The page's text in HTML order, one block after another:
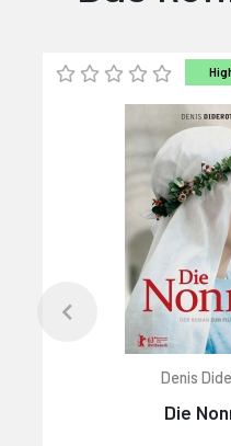
Denis
Die